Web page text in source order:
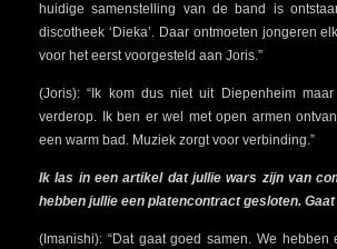
huidige samenstelling van de band is
discotheek ‘Dieka’. Daar ontmoeten jongeren
voor het eerst voorgesteld aan Joris.”
(Joris): “Ik kom dus niet uit Diepenheim
verderop. Ik ben er wel met open armen
een warm bad. Muziek zorgt voor verbinding.”
Ik las in een artikel dat jullie wars zijn van
hebben jullie een platencontract gesloten.
(Imanishi): “Dat gaat goed samen. We hebben